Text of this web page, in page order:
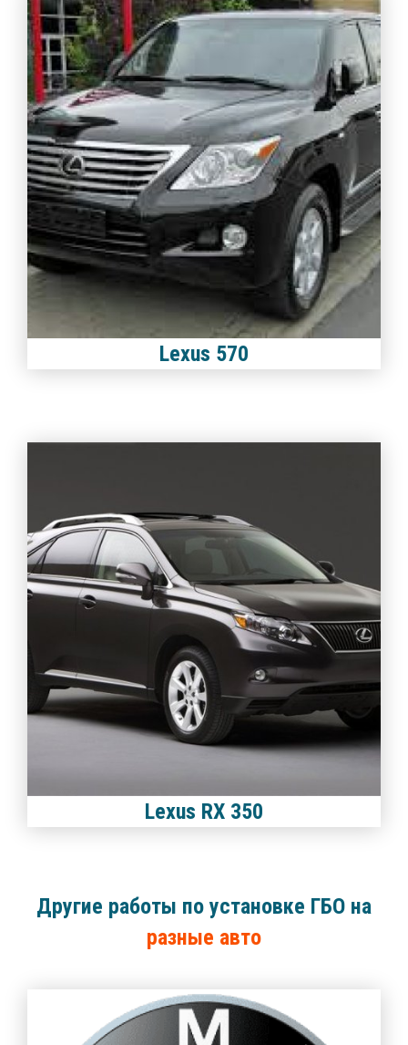
Lexus 570
Lexus RX 350
Другие работы по установке ГБО на
разные авто